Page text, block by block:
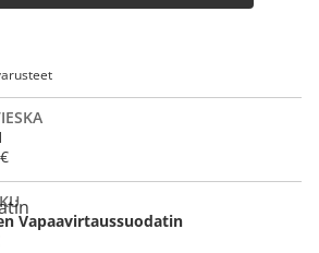
Vapaavirtaussuodatin